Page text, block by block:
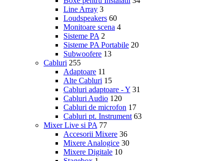
Line Array 3
Loudspeakers 60
Monitoare scena 4
Sisteme PA 2
Sisteme PA Portabile 20
Subwoofere 13
Cabluri 255
Adaptoare 11
Alte Cabluri 15
Cabluri adaptoare - Y 31
Cabluri Audio 120
Cabluri de microfon 17
Cabluri pt. Instrument 63
Mixer Live si PA 77
Accesorii Mixere 36
Mixere Analogice 30
Mixere Digitale 10